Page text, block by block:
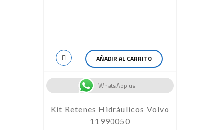
AÑADIR AL CARRITO
WhatsApp us
Kit Retenes Hidráulicos Volvo
11990050